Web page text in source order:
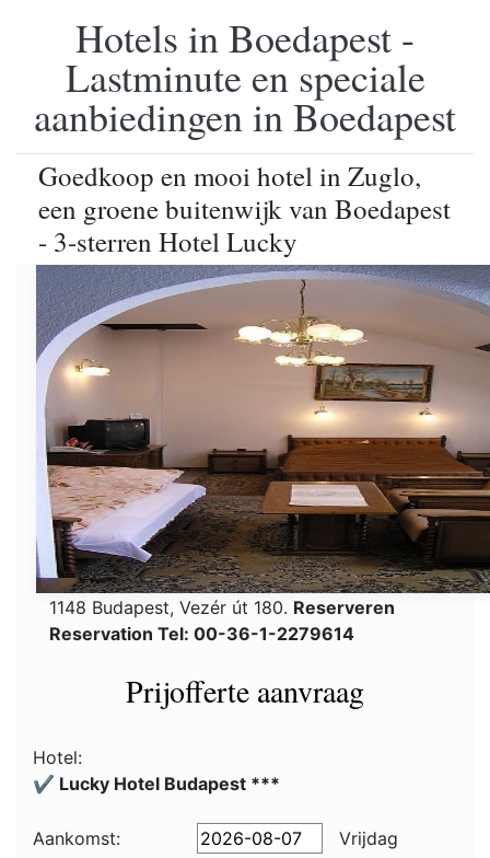
Hotels in Boedapest -
Lastminute en speciale
aanbiedingen in Boedapest
Goedkoop en mooi hotel in Zuglo,
een groene buitenwijk van Boedapest
- 3-sterren Hotel Lucky
1148 Budapest, Vezér út 180. Reserveren
Reservation Tel: 00-36-1-2279614
Prijofferte aanvraag
Hotel:
✔️ Lucky Hotel Budapest ***
Aankomst: Vrijdag